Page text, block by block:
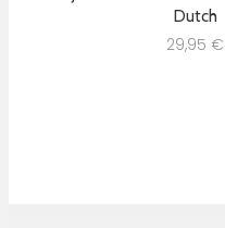
Dutch
29,95 €